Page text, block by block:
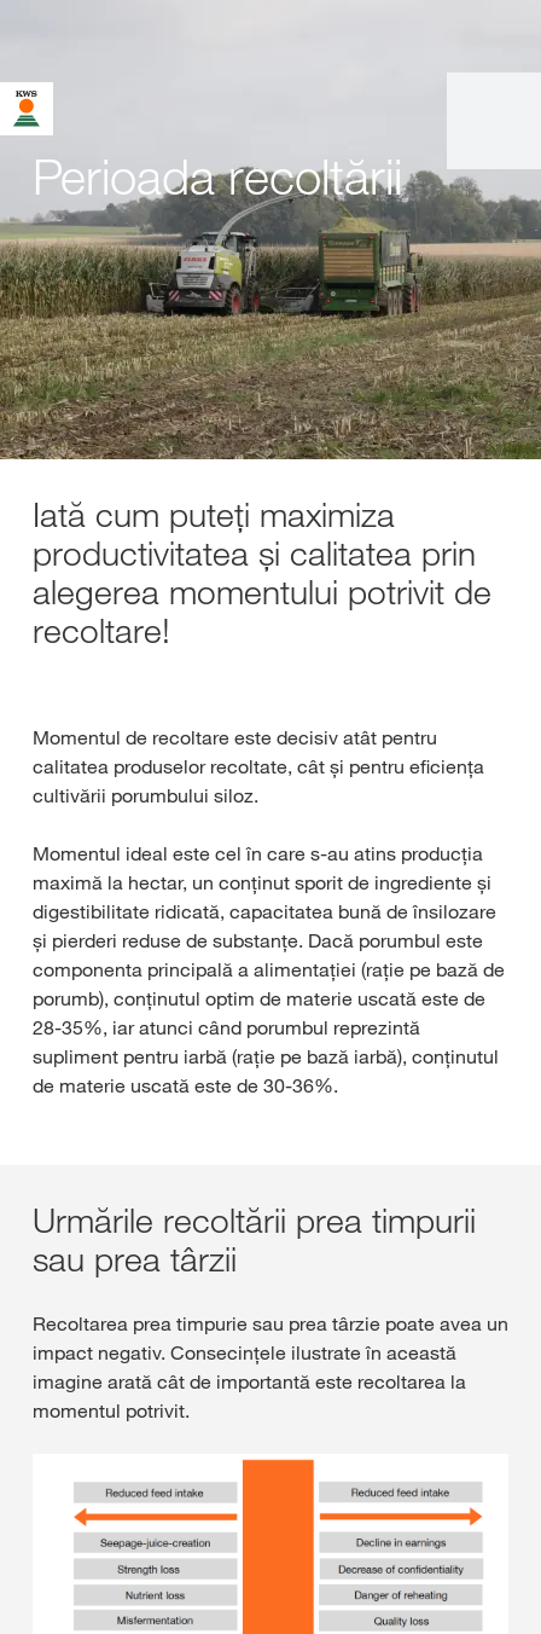
Perioada recoltării
Iată cum puteți maximiza
productivitatea și calitatea prin
alegerea momentului potrivit de
recoltare!
Momentul de recoltare este decisiv atât pentru
calitatea produselor recoltate, cât și pentru eficiența
cultivării porumbului siloz.
Momentul ideal este cel în care s-au atins producția
maximă la hectar, un conținut sporit de ingrediente și
digestibilitate ridicată, capacitatea bună de însilozare
și pierderi reduse de substanțe. Dacă porumbul este
componenta principală a alimentației (rație pe bază de
porumb), conținutul optim de materie uscată este de
28-35%, iar atunci când porumbul reprezintă
supliment pentru iarbă (rație pe bază iarbă), conținutul
de materie uscată este de 30-36%.
Urmările recoltării prea timpurii
sau prea târzii
Recoltarea prea timpurie sau prea târzie poate avea un
impact negativ. Consecințele ilustrate în această
imagine arată cât de importantă este recoltarea la
momentul potrivit.